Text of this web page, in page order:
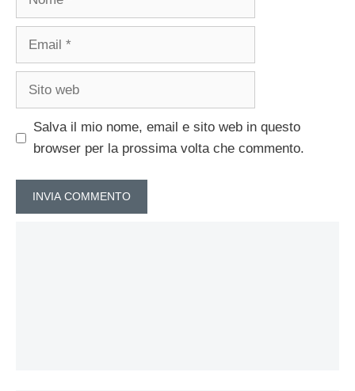
Email
Sito
Salva il mio nome, email e sito web in questo
browser per la prossima volta che commento.